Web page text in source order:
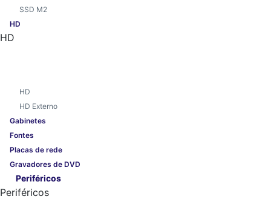
SSD M2
HD
HD
HD
HD Externo
Gabinetes
Fontes
Placas de rede
Gravadores de DVD
Periféricos
Periféricos